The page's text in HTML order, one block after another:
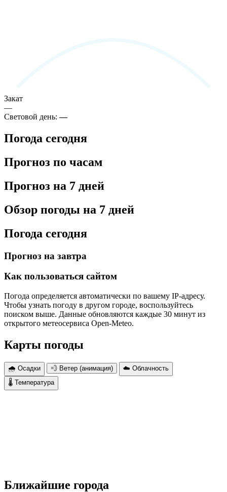
Закат
—
Световой день:—
Погода сегодня
Прогноз по часам
Прогноз на 7 дней
Обзор погоды на 7 дней
Погода сегодня
Прогноз на завтра
Как пользоваться сайтом
Погода определяется автоматически по вашему IP-адресу.
Чтобы узнать погоду в другом городе, воспользуйтесь
поиском выше. Данные обновляются каждые 30 минут из
открытого метеосервиса Open-Meteo.
Карты погоды
🌧 Осадки 💨 Ветер (анимация)
☁️ Облачность
🌡 Температура
Ближайшие города